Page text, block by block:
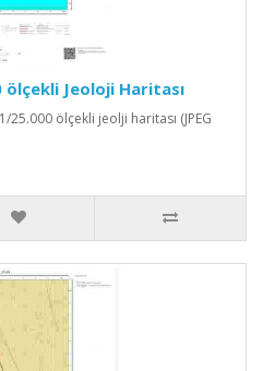
ölçekli Jeoloji Haritası
25.000 ölçekli jeolji haritası (JPEG